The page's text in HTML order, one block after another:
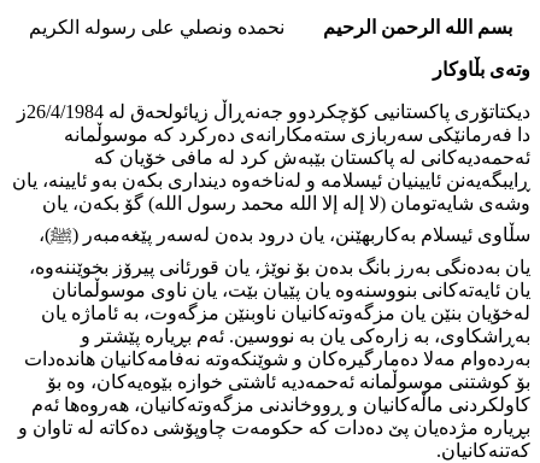
بسم الله الرحمن الرحیم نحمده ونصلي علی رسوله الكريم
وتەی بڵاوكار
دیكتاتۆری پاكستانیی كۆچكردوو جەنەڕاڵ زیائولحەق لە 26/4/1984ز
دا فەرمانێكی سەربازی ستەمكارانەی دەركرد كە موسوڵمانە
ئەحمەدیەكانی لە پاكستان بێبەش كرد لە مافی خۆیان كە
ڕایبگەیەنن ئایینیان ئیسلامە و لەناخەوە دینداری بكەن بەو ئایینە، یان
وشەی شایەتومان (لا إله إلا الله محمد رسول الله) گۆ بكەن، یان
سڵاوی ئیسلام بەكاربهێنن، یان درود بدەن لەسەر پێغەمبەر (ﷺ)،
یان بەدەنگی بەرز بانگ بدەن بۆ نوێژ، یان قورئانی پیرۆز بخوێننەوە،
یان ئایەتەكانی بنووسنەوە یان پێیان بێت، یان ناوی موسوڵمانان
لەخۆیان بنێن یان مزگەوتەكانیان ناوبنێن مزگەوت، بە ئاماژە یان
بەڕاشكاوی، بە زارەكی یان بە نووسین. ئەم بڕیارە پێشتر و
بەردەوام مەلا دەمارگیرەكان و شوێنكەوتە نەفامەكانیان هاندەدات
بۆ كوشتنی موسوڵمانە ئەحمەدیە ئاشتی خوازە بێوەیەكان، وە بۆ
كاولكردنی ماڵەكانیان و ڕووخاندنی مزگەوتەكانیان، هەروەها ئەم
بڕیارە مژدەیان پێ دەدات كە حكومەت چاوپۆشی دەكاتە لە تاوان و
كەتنەكانیان.